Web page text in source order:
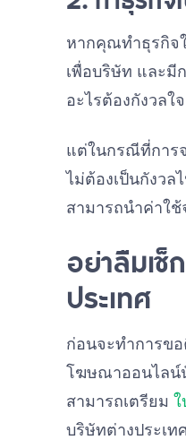
หากคุณทำธุรกิจ
เพื่อบริษัท และมี
อะไรต้องกังวล
แต่ในกรณีที่การ
ไม่ต้องเป็นกังวล
สามารถนำค่าใ
อย่าลืมเช็
ประเทศ
ก่อนจะทำการข
โฆษณาออนไลน์
สามารถเตรียม ใ
บริษัทต่างประเท